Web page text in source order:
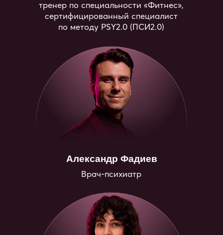
Вы узнаете, как выстраивать
зрелые отношения,
поймете, как формируется
и близостью, создавать гармонию
в паре и экологично проходить сложные
сценарии в отношениях.
Вы овладеете навыками
и прикладными техниками
узнаете, как говорить об интимных темах